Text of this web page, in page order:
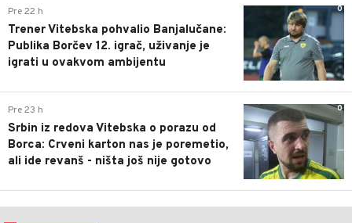
0
Pre 22 h
Trener Vitebska pohvalio Banjalučane:
Publika Borčev 12. igrač, uživanje je
igrati u ovakvom ambijentu
0
Pre 23 h
Srbin iz redova Vitebska o porazu od
Borca: Crveni karton nas je poremetio,
ali ide revanš - ništa još nije gotovo